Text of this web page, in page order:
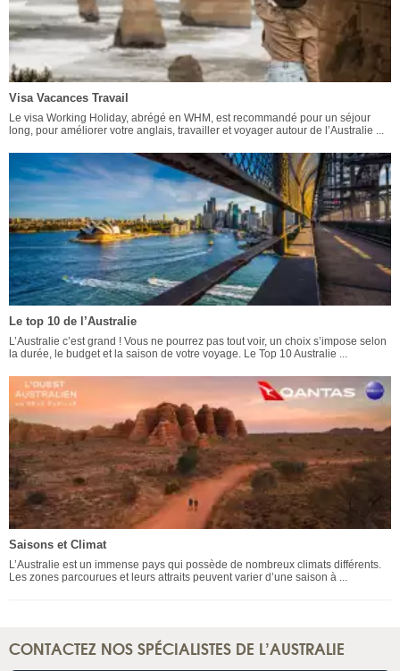
Visa Vacances Travail
Le visa Working Holiday, abrégé en WHM, est recommandé pour un séjour
long, pour améliorer votre anglais, travailler et voyager autour de l’Australie ...
Le top 10 de l’Australie
L’Australie c’est grand ! Vous ne pourrez pas tout voir, un choix s’impose selon
la durée, le budget et la saison de votre voyage. Le Top 10 Australie ...
Saisons et Climat
L’Australie est un immense pays qui possède de nombreux climats différents.
Les zones parcourues et leurs attraits peuvent varier d’une saison à ...
CONTACTEZ NOS SPÉCIALISTES DE L’AUSTRALIE